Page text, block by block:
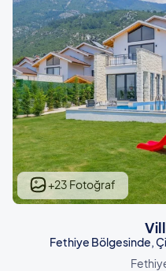
Fethiye Bölgesinde,
+23 Fotoğraf